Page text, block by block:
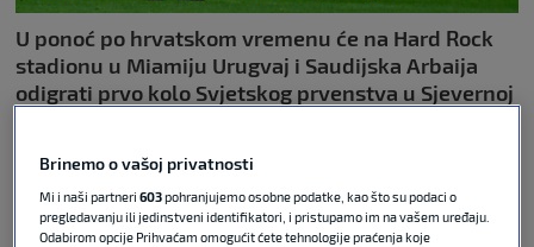
U ponoć po hrvatskom vremenu će na Hard Rock
stadionu u Miamiju Urugvaj i Saudijska Arbaija
odigrati prvo kolo Svjetskog prvenstva u Sjevernoj
Sudac te utakmice bit će Talijan
koji će imati nešto drugačiju odoru od svojih
sudačkih kolega sa Svjetskog prvenstva.
Brinemo o vašoj privatnosti
Mi i naši partneri603pohranjujemo osobne podatke, kao što su podaci o
pregledavanju ili jedinstveni identifikatori, i pristupamo im na vašem uređaju.
Odabirom opcije Prihvaćam omogućit ćete tehnologije praćenja koje